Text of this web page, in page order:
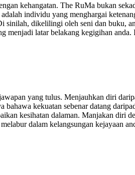
kehangatan. The RuMa bukan
individu yang menghargai
dikelilingi oleh seni dan buku,
latar belakang kegigihan
yang tulus. Menjauhkan diri
kekuatan sebenar datang
kesihatan dalaman. Manjakan diri
dalam kelangsungan kejayaan